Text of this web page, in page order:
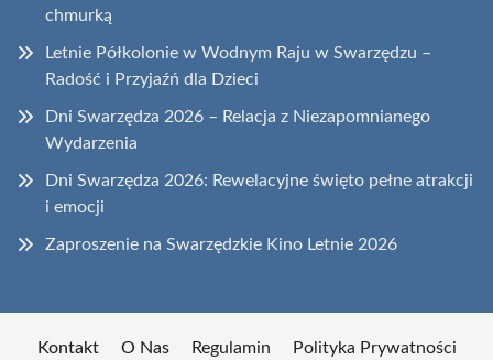
chmurką
Letnie Półkolonie w Wodnym Raju w Swarzędzu –
Radość i Przyjaźń dla Dzieci
Dni Swarzędza 2026 – Relacja z Niezapomnianego
Wydarzenia
Dni Swarzędza 2026: Rewelacyjne święto pełne atrakcji
i emocji
Zaproszenie na Swarzędzkie Kino Letnie 2026
Kontakt O Nas Regulamin Polityka Prywatności